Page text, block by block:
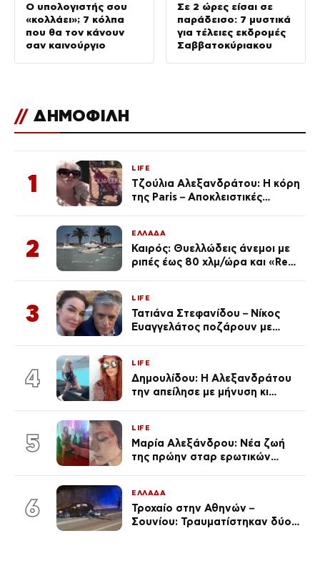
Ο υπολογιστής σου
«κολλάει»; 7 κόλπα
που θα τον κάνουν
σαν καινούργιο
Σε 2 ώρες είσαι σε
παράδεισο: 7 μυστικά
για τέλειες εκδρομές
Σαββατοκύριακου
// ΔΗΜΟΦΙΛΗ
1
LIFE
Τζούλια Αλεξανδράτου: Η κόρη
της Paris – Αποκλειστικές
2
ΕΛΛΑΔΑ
Καιρός: Θυελλώδεις άνεμοι με
ριπές έως 80 χλμ/ώρα και «Red
3
LIFE
Τατιάνα Στεφανίδου – Νίκος
Ευαγγελάτος ποζάρουν με
4
LIFE
Δημουλίδου: Η Αλεξανδράτου
την απείλησε με μήνυση κι
ποια είσαι σοκαρίστικα»
5
LIFE
Μαρία Αλεξάνδρου: Νέα ζωή
της πρώην σταρ ερωτικών
(Φωτογραφίες)
6
ΕΛΛΑΔΑ
Τροχαίο στην Αθηνών –
Σουνίου: Τραυματίστηκαν δύο